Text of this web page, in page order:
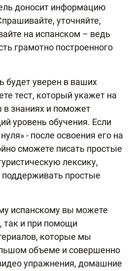
доносит информацию
уточняйте,
на испанском – ведь
грамотно построенного
будет уверен в ваших
тест, который укажет на
знаниях и поможет
уровень обучения. Если
- после освоения его на
сможете писать простые
лексику,
простые
испанскому вы можете
так и при помощи
которые мы
объеме и совершенно
упражнения, домашние